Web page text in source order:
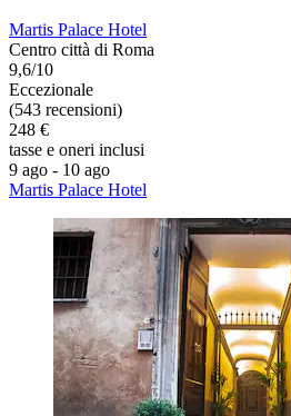
Martis Palace Hotel
Centro città di Roma
9,6/10
Eccezionale
(543 recensioni)
248 €
tasse e oneri inclusi
9 ago - 10 ago
Martis Palace Hotel